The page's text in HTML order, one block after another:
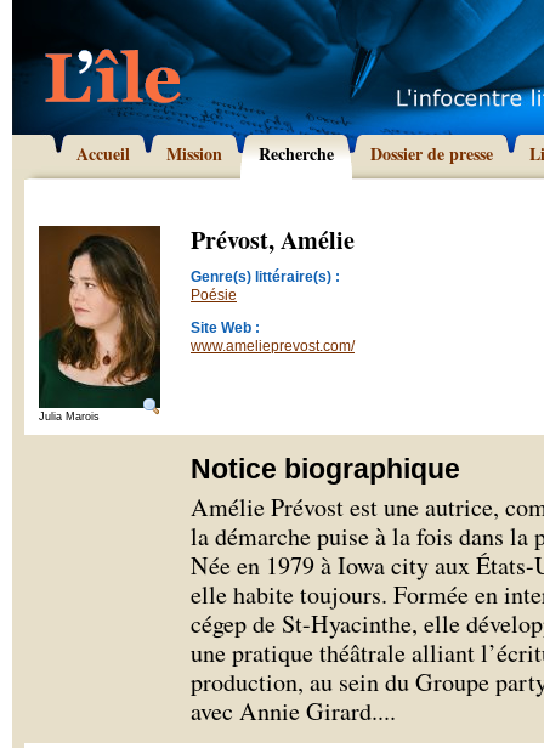
Accueil Mission Recherche Dossier de presse
Julia Marois
Prévost, Amélie
Genre(s) littéraire(s) :
Poésie
Site Web :
www.amelieprevost.com/
Notice biographique
Amélie Prévost est une autrice,
la démarche puise à la fois dans la
Née en 1979 à Iowa city aux
elle habite toujours. Formée en
cégep de St-Hyacinthe, elle
une pratique théâtrale alliant
production, au sein du Groupe
avec Annie Girard....